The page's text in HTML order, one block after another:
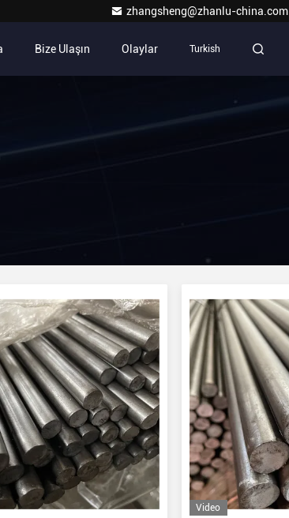
zhangsheng@zhanlu-china.com
Bize Ulaşın Olaylar Turkish
Video